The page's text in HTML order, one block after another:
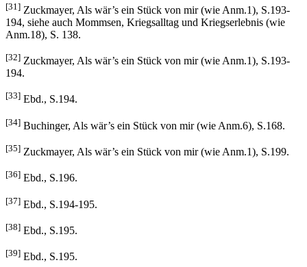
[31] Zuckmayer, Als wär’s ein Stück von mir (wie Anm.1), S.193-
194, siehe auch Mommsen, Kriegsalltag und Kriegserlebnis (wie
Anm.18), S. 138.
[32] Zuckmayer, Als wär’s ein Stück von mir (wie Anm.1), S.193-
194.
[33] Ebd., S.194.
[34] Buchinger, Als wär’s ein Stück von mir (wie Anm.6), S.168.
[35] Zuckmayer, Als wär’s ein Stück von mir (wie Anm.1), S.199.
[36] Ebd., S.196.
[37] Ebd., S.194-195.
[38] Ebd., S.195.
[39] Ebd., S.195.